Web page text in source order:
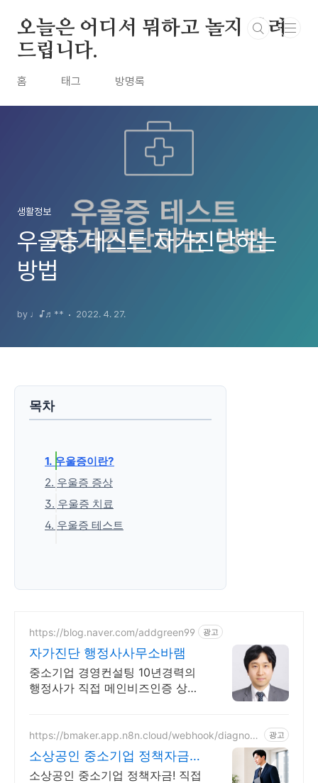
오늘은 어디서 뭐하고 놀지 알려
드립니다.
홈 태그 방명록
생활정보
우울증 테스트 자가진단하는
방법
by ♩♪♬** 2022. 4. 27.
목차
1. 우울증이란?
2. 우울증 증상
3. 우울증 치료
4. 우울증 테스트
https://blog.naver.com/addgreen99 광고
자가진단 행정사사무소바램
중소기업 경영컨설팅 10년경력의
행정사가 직접 메인비즈인증 상담
https://bmaker.app.n8n.cloud/webhook/diagnosi
광고
소상공인 중소기업 정책자금
정책자금 1분 무료 자가진단
소상공인 중소기업 정책자금! 직접